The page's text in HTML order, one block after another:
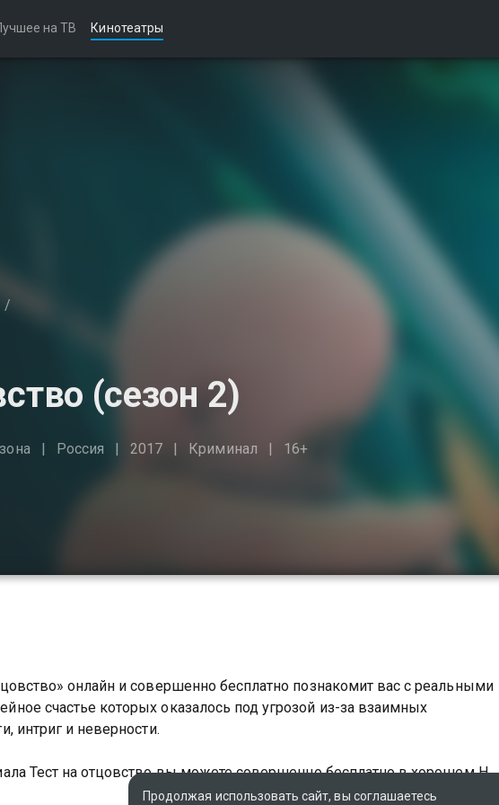
на ТВ Кинотеатры
/
(сезон 2)
Россия 2017 Криминал 16+
онлайн и совершенно бесплатно познакомит вас с реальными
счастье которых оказалось под угрозой из-за взаимных
интриг и неверности.
Тест на отцовство вы можете совершенно бесплатно в хорошем HD
Продолжая использовать сайт, вы соглашаетесь